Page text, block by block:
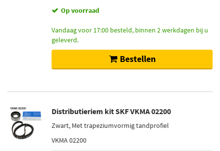
Niet op voorraad (11)
Op voorraad
Vandaag voor 17:00 besteld, binnen 2 werkdagen bij u
geleverd.
Bestellen
Distributieriem kit SKF VKMA 02200
Zwart, Met trapeziumvormig tandprofiel
VKMA 02200